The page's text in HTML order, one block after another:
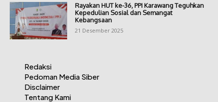
Rayakan HUT ke-36, PPI Karawang Teguhkan
Kepedulian Sosial dan Semangat
Kebangsaan
21 Desember 2025
Redaksi
Pedoman Media Siber
Disclaimer
Tentang Kami